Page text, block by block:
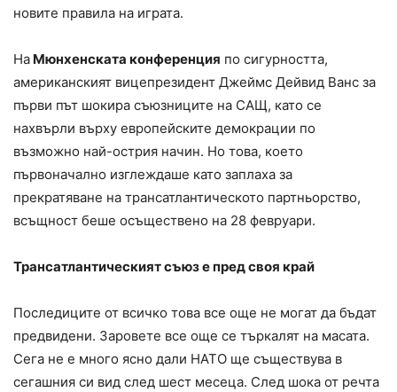
новите правила на играта.
На Мюнхенската конференция по сигурността,
американският вицепрезидент Джеймс Дейвид Ванс за
първи път шокира съюзниците на САЩ, като се
нахвърли върху европейските демокрации по
възможно най-острия начин. Но това, което
първоначално изглеждаше като заплаха за
прекратяване на трансатлантическото партньорство,
всъщност беше осъществено на 28 февруари.
Трансатлантическият съюз е пред своя край
Последиците от всичко това все още не могат да бъдат
предвидени. Заровете все още се търкалят на масата.
Сега не е много ясно дали НАТО ще съществува в
сегашния си вид след шест месеца. След шока от речта